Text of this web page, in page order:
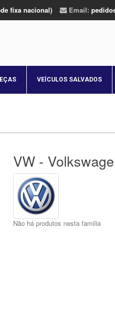
fixa nacional) Email:
VEÍCULOS SALVADOS
VW -
Não há produtos nesta familia